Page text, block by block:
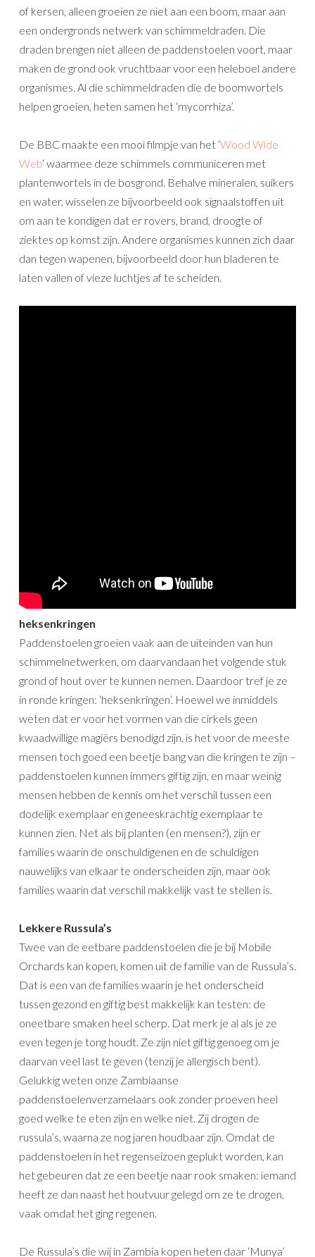
of kersen, alleen groeien ze niet aan een boom, maar aan
een ondergronds netwerk van schimmeldraden. Die
draden brengen niet alleen de paddenstoelen voort, maar
maken de grond ook vruchtbaar voor een heleboel andere
organismes. Al die schimmeldraden die de boomwortels
helpen groeien, heten samen het ‘mycorrhiza’.
De BBC maakte een mooi filmpje van het ‘Wood Wide
Web‘ waarmee deze schimmels communiceren met
plantenwortels in de bosgrond. Behalve mineralen, suikers
en water, wisselen ze bijvoorbeeld ook signaalstoffen uit
om aan te kondigen dat er rovers, brand, droogte of
ziektes op komst zijn. Andere organismes kunnen zich daar
dan tegen wapenen, bijvoorbeeld door hun bladeren te
laten vallen of vieze luchtjes af te scheiden.
heksenkringen
Paddenstoelen groeien vaak aan de uiteinden van hun
schimmelnetwerken, om daarvandaan het volgende stuk
grond of hout over te kunnen nemen. Daardoor tref je ze
in ronde kringen: ‘heksenkringen’. Hoewel we inmiddels
weten dat er voor het vormen van die cirkels geen
kwaadwillige magiërs benodigd zijn, is het voor de meeste
mensen toch goed een beetje bang van die kringen te zijn –
paddenstoelen kunnen immers giftig zijn, en maar weinig
mensen hebben de kennis om het verschil tussen een
dodelijk exemplaar en geneeskrachtig exemplaar te
kunnen zien. Net als bij planten (en mensen?), zijn er
families waarin de onschuldigenen en de schuldigen
nauwelijks van elkaar te onderscheiden zijn, maar ook
families waarin dat verschil makkelijk vast te stellen is.
Lekkere Russula’s
Twee van de eetbare paddenstoelen die je bij Mobile
Orchards kan kopen, komen uit de familie van de Russula’s.
Dat is een van de families waarin je het onderscheid
tussen gezond en giftig best makkelijk kan testen: de
oneetbare smaken heel scherp. Dat merk je al als je ze
even tegen je tong houdt. Ze zijn niet giftig genoeg om je
daarvan veel last te geven (tenzij je allergisch bent).
Gelukkig weten onze Zambiaanse
paddenstoelenverzamelaars ook zonder proeven heel
goed welke te eten zijn en welke niet. Zij drogen de
russula’s, waarna ze nog jaren houdbaar zijn. Omdat de
paddenstoelen in het regenseizoen geplukt worden, kan
het gebeuren dat ze een beetje naar rook smaken: iemand
heeft ze dan naast het houtvuur gelegd om ze te drogen,
vaak omdat het ging regenen.
De Russula’s die wij in Zambia kopen heten daar ‘Munya’